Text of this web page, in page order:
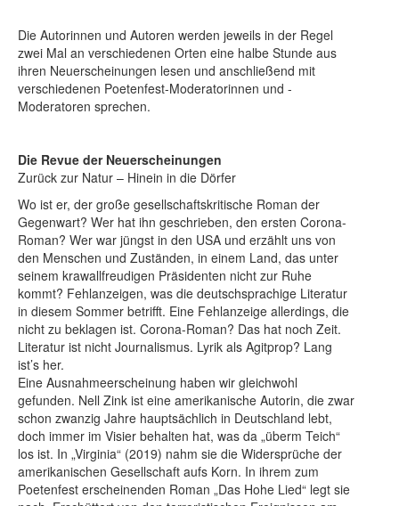
Die Autorinnen und Autoren werden jeweils in der Regel
zwei Mal an verschiedenen Orten eine halbe Stunde aus
ihren Neuerscheinungen lesen und anschließend mit
verschiedenen Poetenfest-Moderatorinnen und -
Moderatoren sprechen.
Die Revue der Neuerscheinungen
Zurück zur Natur – Hinein in die Dörfer
Wo ist er, der große gesellschaftskritische Roman der
Gegenwart? Wer hat ihn geschrieben, den ersten Corona-
Roman? Wer war jüngst in den USA und erzählt uns von
den Menschen und Zuständen, in einem Land, das unter
seinem krawallfreudigen Präsidenten nicht zur Ruhe
kommt? Fehlanzeigen, was die deutschsprachige Literatur
in diesem Sommer betrifft. Eine Fehlanzeige allerdings, die
nicht zu beklagen ist. Corona-Roman? Das hat noch Zeit.
Literatur ist nicht Journalismus. Lyrik als Agitprop? Lang
ist’s her.
Eine Ausnahmeerscheinung haben wir gleichwohl
gefunden. Nell Zink ist eine amerikanische Autorin, die zwar
schon zwanzig Jahre hauptsächlich in Deutschland lebt,
doch immer im Visier behalten hat, was da „überm Teich“
los ist. In „Virginia“ (2019) nahm sie die Widersprüche der
amerikanischen Gesellschaft aufs Korn. In ihrem zum
Poetenfest erscheinenden Roman „Das Hohe Lied“ legt sie